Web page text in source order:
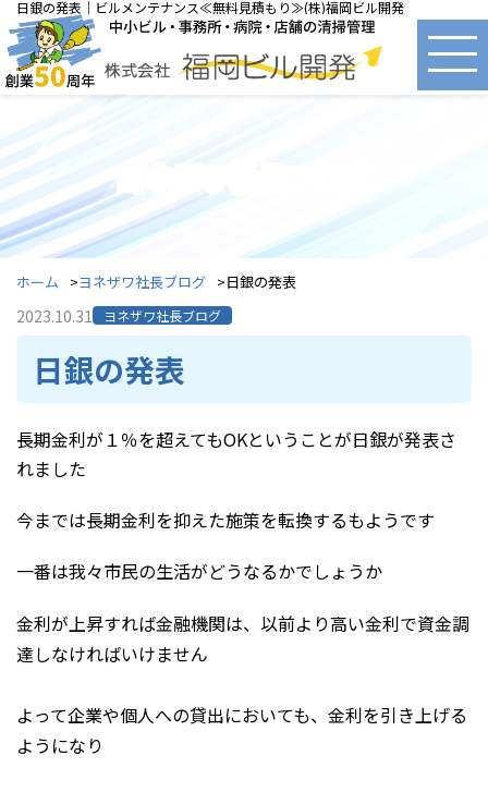
日銀の発表｜ビルメンテナンス≪無料見積もり≫(株)福岡ビル開発
ヨネザワ社長ブログ
ホーム ヨネザワ社長ブログ 日銀の発表
2023.10.31 ヨネザワ社長ブログ
日銀の発表
長期金利が１％を超えてもOKということが日銀が発表さ
れました
今までは長期金利を抑えた施策を転換するもようです
一番は我々市民の生活がどうなるかでしょうか
金利が上昇すれば金融機関は、以前より高い金利で資金調
達しなければいけません
よって企業や個人への貸出においても、金利を引き上げる
ようになり